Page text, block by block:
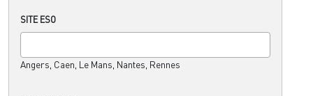
SITE ESO
Angers, Caen, Le Mans, Nantes, Rennes